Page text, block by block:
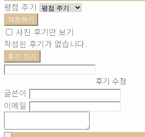
평점 주기
저장하기
사진 후기만 보기
작성된 후기가 없습니다.
후기 쓰기
후기 수정
글쓴이
이메일